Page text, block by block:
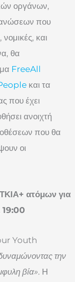
οργάνων,
που
και
θα
FreeAll
και τα
που έχει
ανοιχτή
που θα
οι
ατόμων για
19:00
Youth
την
βία». Η